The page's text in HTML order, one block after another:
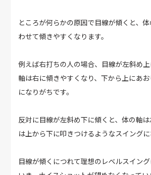
ところが何らかの原因で目線が傾くと、
わせて傾きやすくなります。
例えば右打ちの人の場合、目線が左斜め
軸は右に傾きやすくなり、下から上にあ
になりがちです。
反対に目線が左斜め下に傾くと、体の軸
は上から下に叩きつけるようなスイングに
目線が傾くにつれて理想のレベルスイン